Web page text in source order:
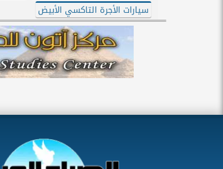
سيارات الأجرة التاكسي الأبيض